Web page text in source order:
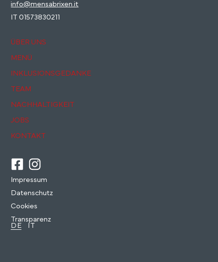
info@mensabrixen.it
IT 01573830211
ÜBER UNS
MENÜ
INKLUSIONSGEDANKE
TEAM
NACHHALTIGKEIT
JOBS
KONTAKT
Impressum
Datenschutz
Cookies
Transparenz
DE
IT